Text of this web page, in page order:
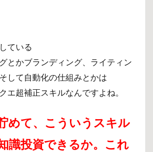
ている
とかブランディング、ライティン
して自動化の仕組みとかは
エ超補正スキルなんですよね。
めて、こういうスキル
識投資できるか。 これ